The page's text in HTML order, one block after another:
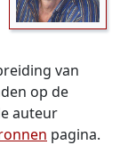
van
op de
auteur
pagina.